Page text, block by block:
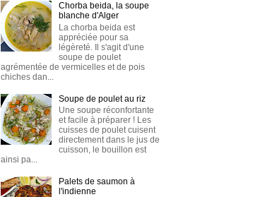
Chorba beida, la soupe
blanche d'Alger
La chorba beida est
appréciée pour sa
légèreté. Il s'agit d'une
soupe de poulet
agrémentée de vermicelles et de pois
chiches dan...
Soupe de poulet au riz
Une soupe réconfortante
et facile à préparer ! Les
cuisses de poulet cuisent
directement dans le jus de
cuisson, le bouillon est
ainsi pa...
Palets de saumon à
l'indienne